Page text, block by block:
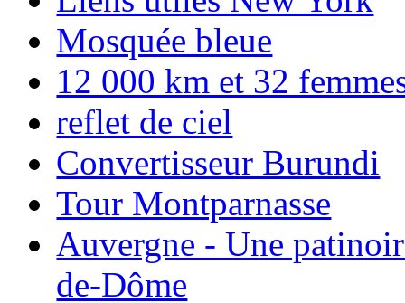
Mosquée bleue
12 000 km et 32
reflet de ciel
Convertisseur Burundi
Tour Montparnasse
Auvergne - Une
de-Dôme